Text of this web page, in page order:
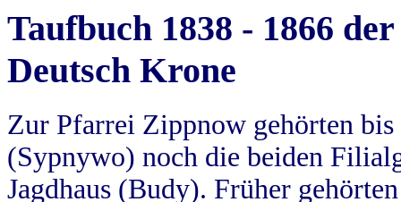
Taufbuch 1838 - 1866
Deutsch Krone
Zur Pfarrei Zippnow gehörten
(Sypnywo) noch die beiden
Jagdhaus (Budy). Früher